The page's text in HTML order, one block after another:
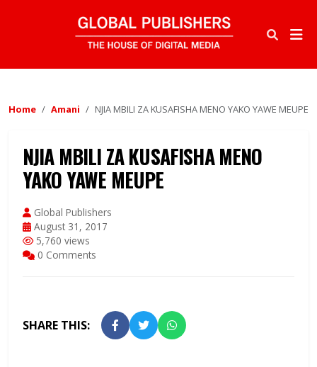
Home Amani NJIA MBILI ZA KUSAFISHA MENO YAKO YAWE MEUPE
NJIA MBILI ZA KUSAFISHA MENO
YAKO YAWE MEUPE
Global Publishers
August 31, 2017
5,760 views
0 Comments
SHARE THIS: